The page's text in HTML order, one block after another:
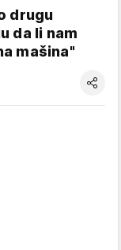
drugu
da li nam
mašina"